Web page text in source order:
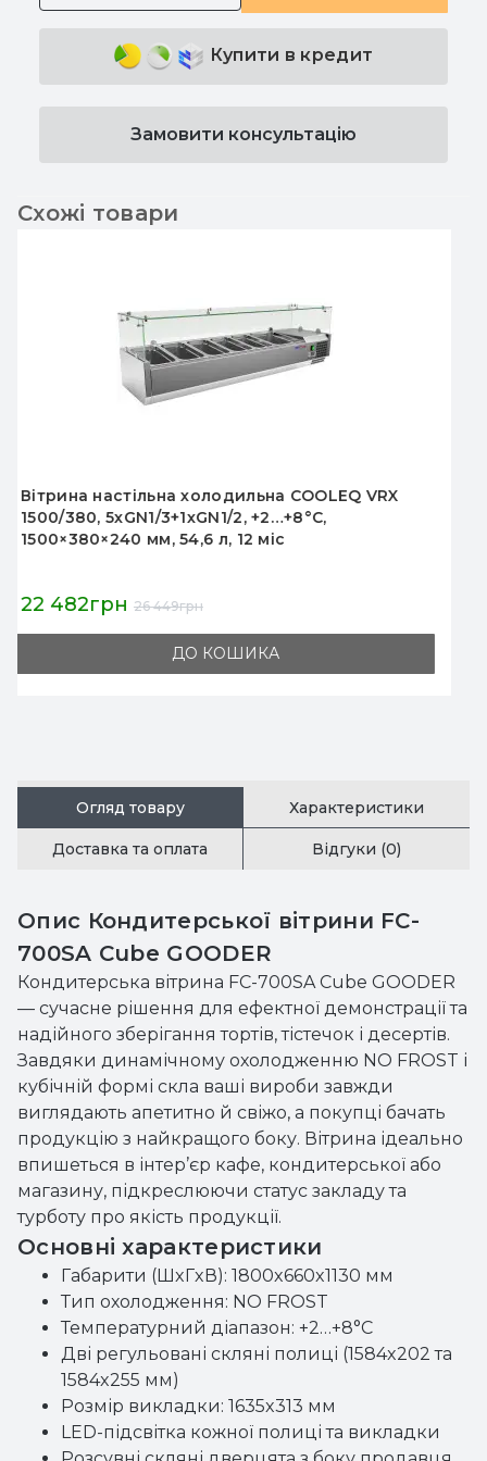
Купити в кредит
Замовити консультацію
Схожі товари
Вітрина холодильна GoodFood RTF128
нержавіюча сталь
29 815грн 33 128грн
ДО КОШИКА
Огляд товару Характеристики
Доставка та оплата Відгуки (0)
Опис Кондитерської вітрини FC-
700SA Cube GOODER
Кондитерська вітрина FC-700SA Cube GOODER
— сучасне рішення для ефектної демонстрації та
надійного зберігання тортів, тістечок і десертів.
Завдяки динамічному охолодженню NO FROST і
кубічній формі скла ваші вироби завжди
виглядають апетитно й свіжо, а покупці бачать
продукцію з найкращого боку. Вітрина ідеально
впишеться в інтер’єр кафе, кондитерської або
магазину, підкреслюючи статус закладу та
турботу про якість продукції.
Основні характеристики
Габарити (ШxГxВ): 1800x660x1130 мм
Тип охолодження: NO FROST
Температурний діапазон: +2…+8°C
Дві регульовані скляні полиці (1584x202 та
1584x255 мм)
Розмір викладки: 1635x313 мм
LED-підсвітка кожної полиці та викладки